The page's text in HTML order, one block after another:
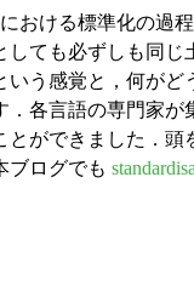
おける標準化の過
ても必ずしも同
いう感覚と，何が
．各言語の専門家
ができました．頭
ブログでも